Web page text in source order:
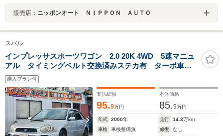
販売店： ニッポンオート ＮＩＰＰＯＮ ＡＵＴＯ
スバル
インプレッサスポーツワゴン 2.0 20K 4WD 5速マニュ
アル タイミングベルト交換済みステカ有 ターボ車
4WD車 社外 アルミホイール フォグランプ/運転席エ
アバック/助手席エアバック/ー修復歴無し2000CC ター
ボタイマー
購入プラン付
支払総額
95.9万円
本体価格
85.9万円
年式 2000年 走行 14.3万km
車検
車検整備無 修復
なし